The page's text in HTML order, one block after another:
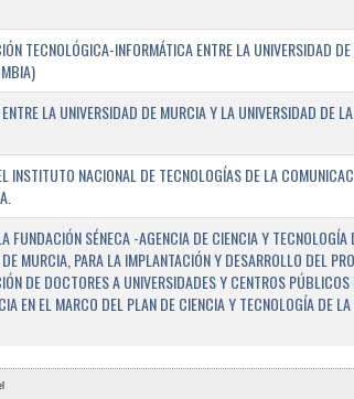
TECNOLÓGICA-INFORMÁTICA ENTRE LA UNIVERSIDAD
LA UNIVERSIDAD DE MURCIA Y LA UNIVERSIDAD DE
INSTITUTO NACIONAL DE TECNOLOGÍAS DE LA
FUNDACIÓN SÉNECA -AGENCIA DE CIENCIA Y TECNOLOGÍA
MURCIA, PARA LA IMPLANTACIÓN Y DESARROLLO DEL
DE DOCTORES A UNIVERSIDADES Y CENTROS PÚBLICOS
EN EL MARCO DEL PLAN DE CIENCIA Y TECNOLOGÍA DE LA